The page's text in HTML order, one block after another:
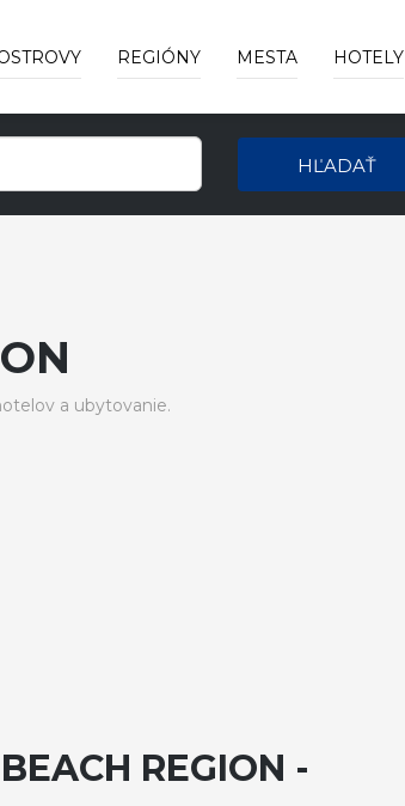
REGIÓNY MESTA HOTELY
HĽADAŤ
a ubytovanie.
REGION -